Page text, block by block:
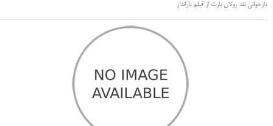
بازخوانی نقد رولان بارت از فیلم بارانداز